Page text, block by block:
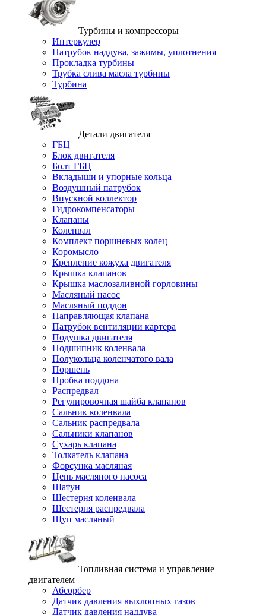
Турбины и компрессоры
Интеркулер
Патрубок наддува, зажимы, уплотнения
Прокладка турбины
Трубка слива масла турбины
Турбина
Детали двигателя
ГБЦ
Блок двигателя
Болт ГБЦ
Вкладыши и упорные кольца
Воздушный патрубок
Впускной коллектор
Гидрокомпенсаторы
Клапаны
Коленвал
Комплект поршневых колец
Коромысло
Крепление кожуха двигателя
Крышка клапанов
Крышка маслозаливной горловины
Масляный насос
Масляный поддон
Направляющая клапана
Патрубок вентиляции картера
Подушка двигателя
Подшипник коленвала
Полукольца коленчатого вала
Поршень
Пробка поддона
Распредвал
Регулировочная шайба клапанов
Сальник коленвала
Сальник распредвала
Сальники клапанов
Сухарь клапана
Толкатель клапана
Форсунка масляная
Цепь масляного насоса
Шатун
Шестерня коленвала
Шестерня распредвала
Щуп масляный
Топливная система и управление
двигателем
Абсорбер
Датчик давления выхлопных газов
Датчик давления наддува